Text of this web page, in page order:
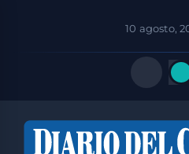
10 agosto,
Quick Links